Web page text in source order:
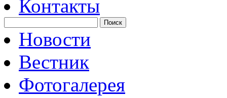
Контакты
Новости
Вестник
Фотогалерея